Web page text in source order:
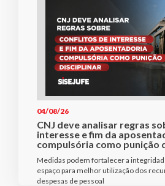
04/08/26
CNJ deve analisar regras
interesse e fim da
compulsória como punição
Medidas podem fortalecer a
espaço para melhor utilização dos
despesas de pessoal